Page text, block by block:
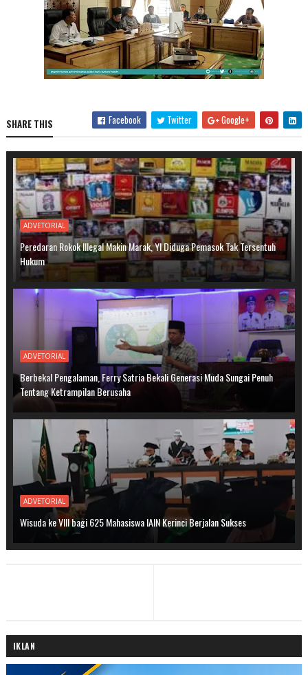
SHARE THIS Facebook Twitter Google+
ADVETORIAL
Peredaran Rokok Illegal Makin Marak, YI Diduga Pemasok Tak Tersentuh
Hukum
ADVETORIAL
Berbekal Pengalaman, Ferry Satria Bekali Generasi Muda Sungai Penuh
Tentang Ketrampilan Berusaha
ADVETORIAL
Wisuda ke VIII bagi 625 Mahasiswa IAIN Kerinci Berjalan Sukses
IKLAN